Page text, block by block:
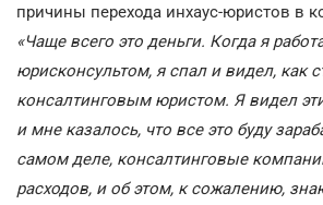
причины перехода инхаус-юристов в
«Чаще всего это деньги. Когда я
юрисконсультом, я спал и видел, как
консалтинговым юристом. Я видел
и мне казалось, что все это буду
самом деле, консалтинговые
расходов, и об этом, к сожалению,